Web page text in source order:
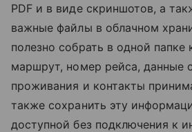
PDF и в виде скриншотов, а
важные файлы в облачном
полезно собрать в одной папке
маршрут, номер рейса, данные
проживания и контакты
также сохранить эту
доступной без подключения к